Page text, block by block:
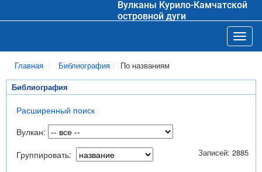
Вулканы Курило-Камчатской
островной дуги
Главная Библиография По названиям
Библиография
Расширенный поиск
Вулкан:
Группировать:
Записей: 2885